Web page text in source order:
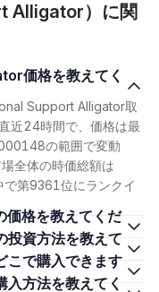
Alligator）に関
Support Alligator取
近24時間で、価格は最
の範囲で変動
全体の時価総額は
第9361位にランクイ